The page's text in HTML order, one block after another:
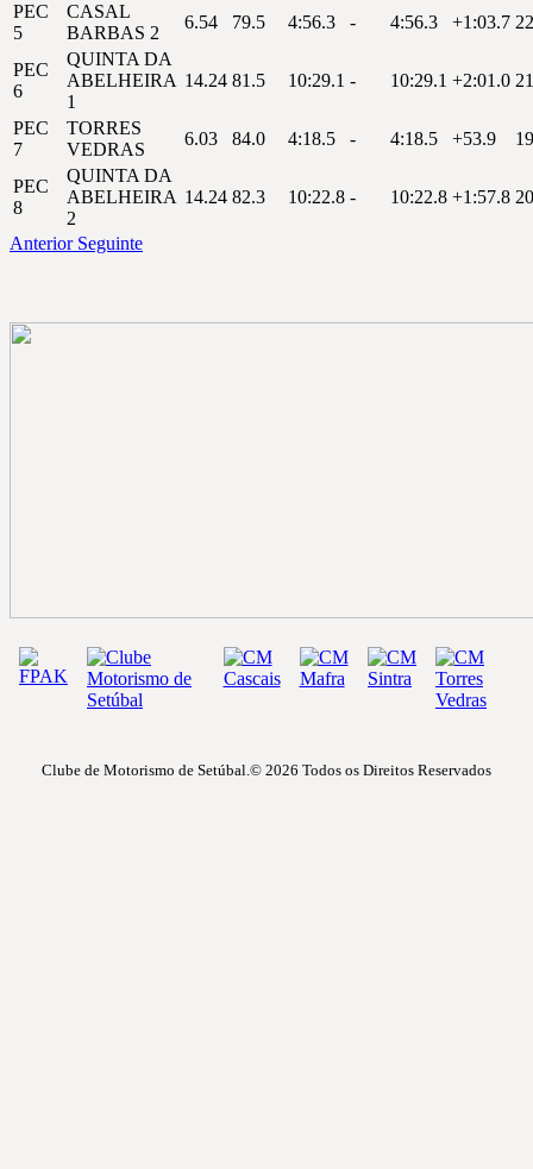
PEC
5
CASAL
BARBAS 2
6.54 79.5 4:56.3 - 4:56.3 +1:03.7 22
PEC
6
QUINTA DA
ABELHEIRA
1
14.24 81.5 10:29.1 - 10:29.1 +2:01.0 21
PEC
7
TORRES
VEDRAS
6.03 84.0 4:18.5 - 4:18.5 +53.9 19
PEC
8
QUINTA DA
ABELHEIRA
2
14.24 82.3 10:22.8 - 10:22.8 +1:57.8 20
Anterior Seguinte
Clube de Motorismo de Setúbal.© 2026 Todos os Direitos Reservados